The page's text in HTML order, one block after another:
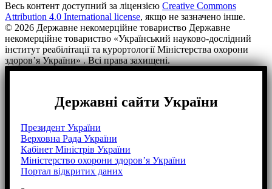
Весь контент доступний за ліцензією Creative Commons
Attribution 4.0 International license, якщо не зазначено інше.
© 2026 Державне некомерційне товариство Державне
некомерційне товариство «Український науково-дослідний
інститут реабілітації та курортології Міністерства охорони
здоров’я України» . Всі права захищені.
Державні сайти України
Президент України
Верховна Рада України
Кабінет Міністрів України
Міністерство охорони здоров’я України
Портал відкритих даних